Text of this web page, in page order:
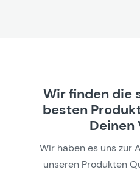
Wir finden die
besten
Deinen
Wir haben es uns zur
unseren Produkten